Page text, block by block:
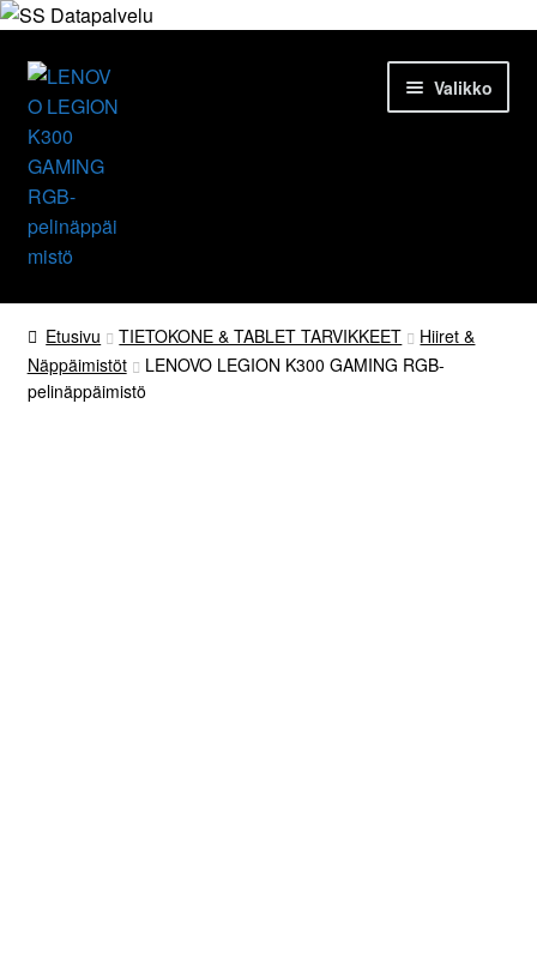
Siirry
navigointiin
Siirry
sisältöön
Valikko
Etusivu
Tuotteet
Etusivu TIETOKONE & TABLET TARVIKKEET
Hiiret &
Näppäimistöt
LENOVO LEGION K300 GAMING RGB-
pelinäppäimistö